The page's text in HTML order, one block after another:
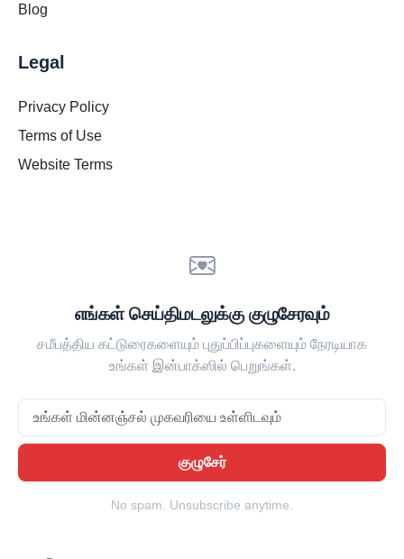
Blog
Legal
Privacy Policy
Terms of Use
Website Terms
எங்கள் செய்திமடலுக்கு குழுசேரவும்
சமீபத்திய கட்டுரைகளையும் புதுப்பிப்புகளையும் நேரடியாக
உங்கள் இன்பாக்ஸில் பெறுங்கள்.
Email
குழுசேர்
No spam. Unsubscribe anytime.